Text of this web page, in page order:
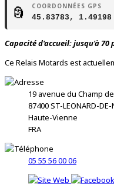
🗿 COORDONNÉES GPS
45.83783, 1.49198
Capacité d'accueil: jusqu'à 70
Ce Relais Motards est
19 avenue du Champ
87400ST-LEONARD-DE-
Haute-Vienne
FRA
05 55 56 00 06